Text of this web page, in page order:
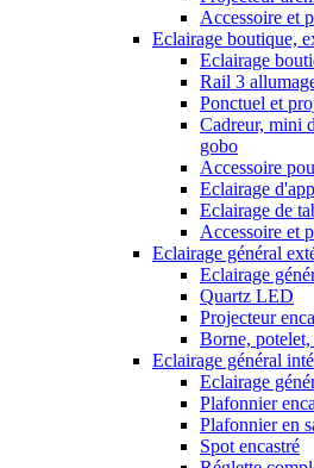
Accessoire et
Eclairage boutique,
Eclairage
Rail 3
Ponctuel et
Cadreur, mini
gobo
Accessoire
Eclairage
Eclairage de
Accessoire et
Eclairage général
Eclairage
Quartz LED
Projecteur
Borne,
Eclairage général
Eclairage
Plafonnier
Plafonnier en
Spot encastré